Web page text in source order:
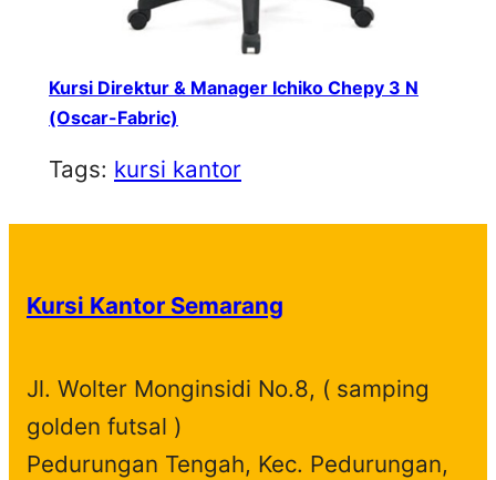
Kursi Direktur & Manager Ichiko Chepy 3 N
(Oscar-Fabric)
Tags: kursi kantor
Kursi Kantor Semarang
Jl. Wolter Monginsidi No.8, ( samping
golden futsal )
Pedurungan Tengah, Kec. Pedurungan,